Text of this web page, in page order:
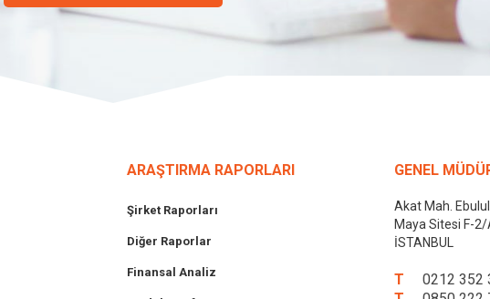
ARAŞTIRMA RAPORLARI
Şirket Raporları
Diğer Raporlar
Finansal Analiz
GENEL
Akat Mah.
Maya Sitesi F-
İSTANBUL
T
0212 352